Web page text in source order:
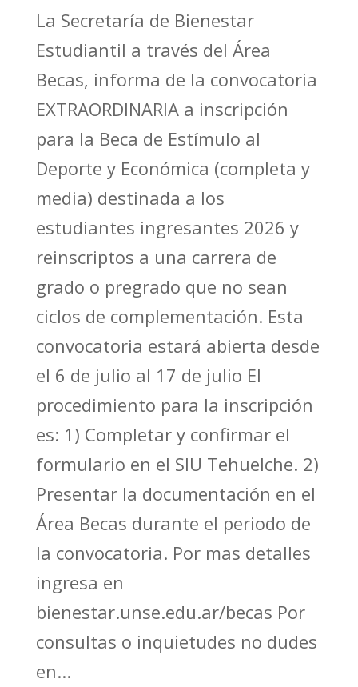
La Secretaría de Bienestar
Estudiantil a través del Área
Becas, informa de la convocatoria
EXTRAORDINARIA a inscripción
para la Beca de Estímulo al
Deporte y Económica (completa y
media) destinada a los
estudiantes ingresantes 2026 y
reinscriptos a una carrera de
grado o pregrado que no sean
ciclos de complementación. Esta
convocatoria estará abierta desde
el 6 de julio al 17 de julio El
procedimiento para la inscripción
es: 1) Completar y confirmar el
formulario en el SIU Tehuelche. 2)
Presentar la documentación en el
Área Becas durante el periodo de
la convocatoria. Por mas detalles
ingresa en
bienestar.unse.edu.ar/becas Por
consultas o inquietudes no dudes
en...